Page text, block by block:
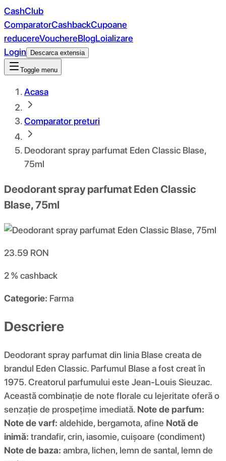
CashClub
ComparatorCashbackCupoane
reducereVouchereBlogLoializare
Login
Descarca extensia
Toggle menu
Acasa
Comparator preturi
Deodorant spray parfumat Eden Classic Blase,
75ml
Deodorant spray parfumat Eden Classic
Blase, 75ml
23.59 RON
2 %cashback
Categorie: Farma
Descriere
Deodorant spray parfumat din linia Blase creata de
brandul Eden Classic. Parfumul Blase a fost creat în
1975. Creatorul parfumului este Jean-Louis Sieuzac.
Această combinație de note florale cu lejeritate oferă o
senzație de prospețime imediată. Note de parfum:
Note de varf: aldehide, bergamota, afine Notă de
inimă: trandafir, crin, iasomie, cuișoare (condiment)
Note de baza: ambra, lichen, lemn de santal, lemn de